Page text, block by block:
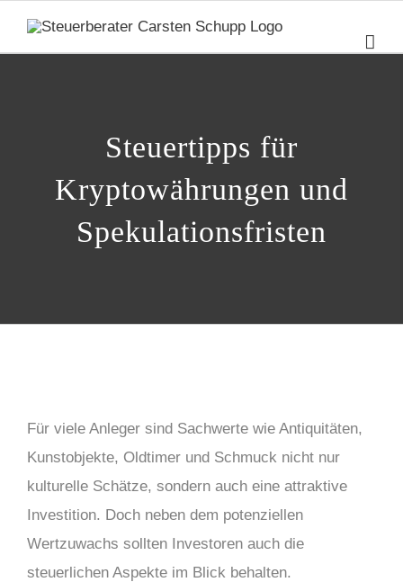
Steuertipps für
Kryptowährungen und
Spekulationsfristen
Für viele Anleger sind Sachwerte wie Antiquitäten,
Kunstobjekte, Oldtimer und Schmuck nicht nur
kulturelle Schätze, sondern auch eine attraktive
Investition. Doch neben dem potenziellen
Wertzuwachs sollten Investoren auch die
steuerlichen Aspekte im Blick behalten.